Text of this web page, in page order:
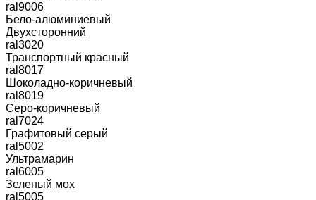
ral9006
Бело-алюминиевый
Двухсторонний
ral3020
Транспортный красный
ral8017
Шоколадно-коричневый
ral8019
Серо-коричневый
ral7024
Графитовый серый
ral5002
Ультрамарин
ral6005
Зеленый мох
ral5005